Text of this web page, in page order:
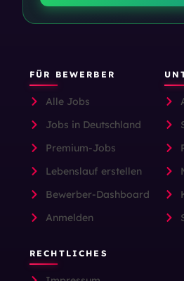
FÜR BEWERBER
Alle Jobs
Jobs in Deutschland
Premium-Jobs
Lebenslauf erstellen
Bewerber-Dashboard
Anmelden
RECHTLICHES